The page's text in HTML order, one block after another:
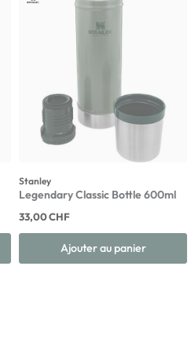
Stanley
Legendary Classic Bottle 600ml
33,00 CHF
Ajouter au panier